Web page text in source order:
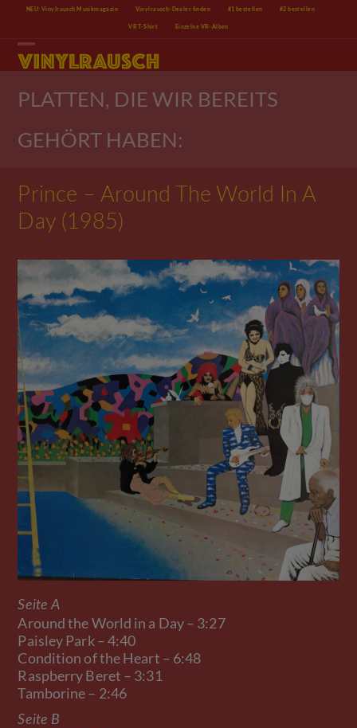
content
NEU: Vinylrausch Musikmagazin Vinylrausch-Dealer finden #1 bestellen #2 bestellen
VR T-Shirt Einzelne VR-Alben
Open
mobile
menu
Close
mobile
menu
PLATTEN, DIE WIR BEREITS
GEHÖRT HABEN:
Prince – Around The World In A
Day (1985)
Seite A
Around the World in a Day – 3:27
Paisley Park – 4:40
Condition of the Heart – 6:48
Raspberry Beret – 3:31
Tamborine – 2:46
Seite B